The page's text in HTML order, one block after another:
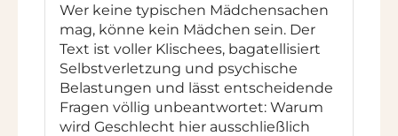
Wer keine typischen Mädchensachen
mag, könne kein Mädchen sein. Der
Text ist voller Klischees, bagatellisiert
Selbstverletzung und psychische
Belastungen und lässt entscheidende
Fragen völlig unbeantwortet: Warum
wird Geschlecht hier ausschließlich